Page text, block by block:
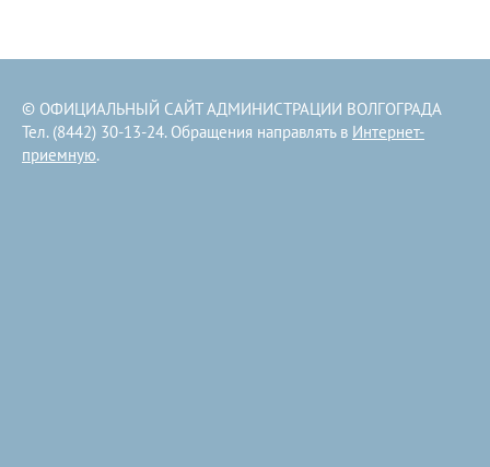
© ОФИЦИАЛЬНЫЙ САЙТ АДМИНИСТРАЦИИ ВОЛГОГРАДА
Тел. (8442) 30-13-24. Обращения направлять в Интернет-
приемную.